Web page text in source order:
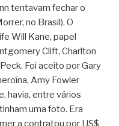
tentavam fechar o
no Brasil). O
Will Kane, papel
Clift, Charlton
Foi aceito por Gary
Amy Fowler
havia, entre vários
uma foto. Era
a contratou por US$